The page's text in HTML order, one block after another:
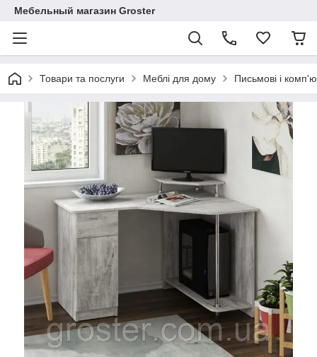
Мебельный магазин Groster
Товари та послуги Меблі для дому Письмові і